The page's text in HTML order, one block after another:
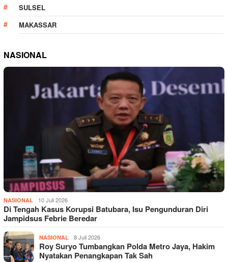
SULSEL
MAKASSAR
NASIONAL
NASIONAL 10 Juli 2026
Di Tengah Kasus Korupsi Batubara, Isu Pengunduran Diri
Jampidsus Febrie Beredar
NASIONAL 8 Juli 2026
Roy Suryo Tumbangkan Polda Metro Jaya, Hakim
Nyatakan Penangkapan Tak Sah